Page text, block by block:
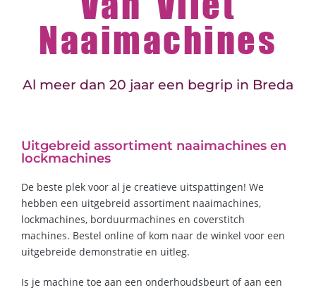
Naaimachines
Al meer dan 20 jaar een begrip in Breda
Uitgebreid assortiment naaimachines en
lockmachines
De beste plek voor al je creatieve uitspattingen! We
hebben een uitgebreid assortiment naaimachines,
lockmachines, borduurmachines en coverstitch
machines. Bestel online of kom naar de winkel voor een
uitgebreide demonstratie en uitleg.
Is je machine toe aan een onderhoudsbeurt of aan een